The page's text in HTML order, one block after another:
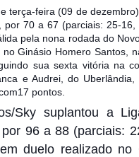
terça-feira (09 de
por 70 a 67 (parciais: 25-16,
pela nona rodada do
Ginásio Homero Santos,
sua sexta vitória na
e Audrei, do
17 pontos.
Sky suplantou a
96 a 88 (parciais:
duelo realizado no